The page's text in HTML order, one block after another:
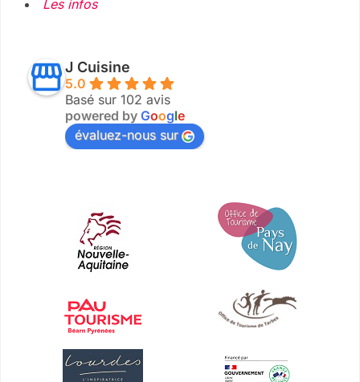
Les infos
J Cuisine
5.0
Basé sur 102 avis
powered by Google
évaluez-nous sur